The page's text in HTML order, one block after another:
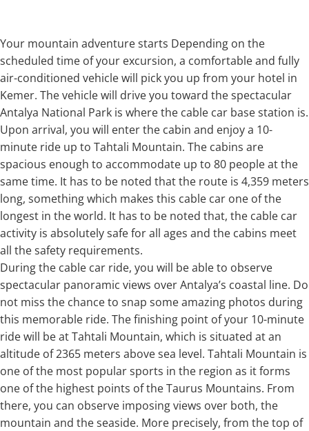
Your mountain adventure starts Depending on the
scheduled time of your excursion, a comfortable and fully
air-conditioned vehicle will pick you up from your hotel in
Kemer. The vehicle will drive you toward the spectacular
Antalya National Park is where the cable car base station is.
Upon arrival, you will enter the cabin and enjoy a 10-
minute ride up to Tahtali Mountain. The cabins are
spacious enough to accommodate up to 80 people at the
same time. It has to be noted that the route is 4,359 meters
long, something which makes this cable car one of the
longest in the world. It has to be noted that, the cable car
activity is absolutely safe for all ages and the cabins meet
all the safety requirements.
During the cable car ride, you will be able to observe
spectacular panoramic views over Antalya’s coastal line. Do
not miss the chance to snap some amazing photos during
this memorable ride. The finishing point of your 10-minute
ride will be at Tahtali Mountain, which is situated at an
altitude of 2365 meters above sea level. Tahtali Mountain is
one of the most popular sports in the region as it forms
one of the highest points of the Taurus Mountains. From
there, you can observe imposing views over both, the
mountain and the seaside. More precisely, from the top of